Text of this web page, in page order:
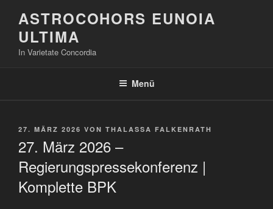
Inhalt
springen
ASTROCOHORS EUNOIA
ULTIMA
In Varietate Concordia
Menü
VERÖFFENTLICHT
27. MÄRZ 2026 VON THALASSA FALKENRATH
27. März 2026 –
Regierungspressekonferenz |
Komplette BPK